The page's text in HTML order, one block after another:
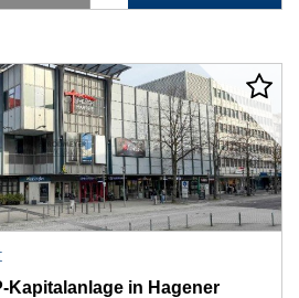
Kapitalanlage in Hagener